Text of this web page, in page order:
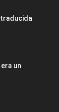
traducida
un